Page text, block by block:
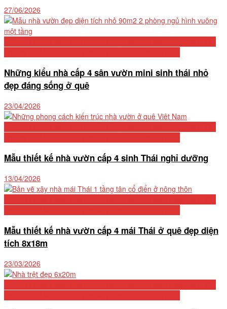
27/06/2026
Những kiểu nhà cấp 4 sân vườn mini sinh thái nhỏ
đẹp đáng sống ở quê
23/04/2026
Mẫu thiết kế nhà vườn cấp 4 sinh Thái nghỉ dưỡng
13/04/2026
Mẫu thiết kế nhà vườn cấp 4 mái Thái ở quê đẹp diện
tích 8x18m
23/03/2026